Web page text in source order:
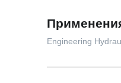
Engineering